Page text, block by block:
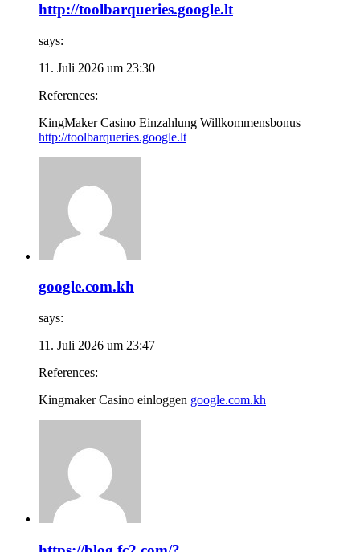
http://toolbarqueries.google.lt
says:
11. Juli 2026 um 23:30
References:
KingMaker Casino Einzahlung Willkommensbonus
http://toolbarqueries.google.lt
google.com.kh
says:
11. Juli 2026 um 23:47
References:
Kingmaker Casino einloggen google.com.kh